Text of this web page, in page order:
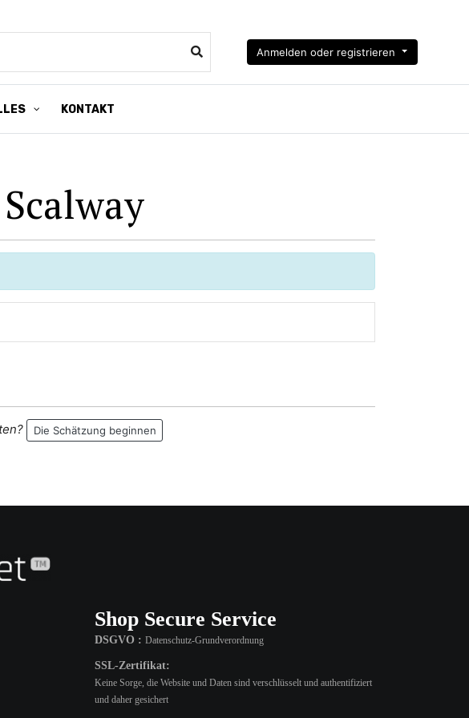
Anmelden oder registrieren
KONTAKT
Die Schätzung beginnen
Shop Secure Service
DSGVO : Datenschutz-Grundverordnung
SSL-Zertifikat:
Keine Sorge, die Website und Daten sind verschlüsselt und authentifiziert
und daher gesichert